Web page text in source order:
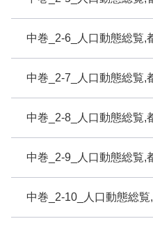
中巻_2-6_人口動態総覧,
中巻_2-7_人口動態総覧,
中巻_2-8_人口動態総覧,
中巻_2-9_人口動態総覧,
中巻_2-10_人口動態総覧